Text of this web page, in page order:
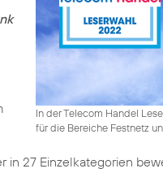
In der Telecom Handel
für die Bereiche Festnetz
27 Einzelkategorien